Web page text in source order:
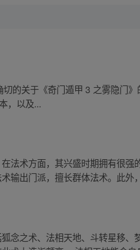
的关于《奇门遁甲 3 之雾隐门
，以及...
法术方面，其兴盛时期拥有很
输出门派，擅长群体法术。此外
念之术、法相天地、斗转星移